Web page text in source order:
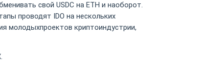
свой USDC на ETH и наоборот.
проводят IDO на нескольких
молодыхпроектов криптоиндустрии,